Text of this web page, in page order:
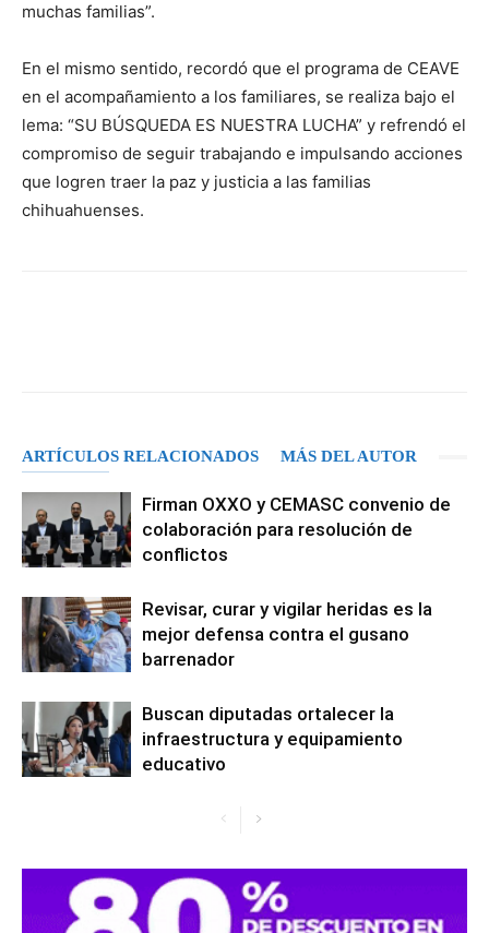
muchas familias”.
En el mismo sentido, recordó que el programa de CEAVE
en el acompañamiento a los familiares, se realiza bajo el
lema: “SU BÚSQUEDA ES NUESTRA LUCHA” y refrendó el
compromiso de seguir trabajando e impulsando acciones
que logren traer la paz y justicia a las familias
chihuahuenses.
ARTÍCULOS RELACIONADOS MÁS DEL AUTOR
Firman OXXO y CEMASC convenio de
colaboración para resolución de
conflictos
Revisar, curar y vigilar heridas es la
mejor defensa contra el gusano
barrenador
Buscan diputadas ortalecer la
infraestructura y equipamiento
educativo